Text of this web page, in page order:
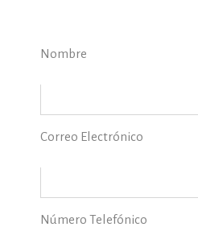
Nombre
Correo Electrónico
Número Telefónico